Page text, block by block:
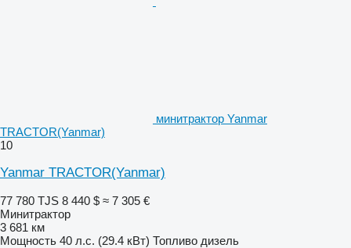
минитрактор Yanmar
TRACTOR(Yanmar)
10
Yanmar TRACTOR(Yanmar)
77 780 TJS 8 440 $ ≈ 7 305 €
Минитрактор
3 681 км
Мощность 40 л.с. (29.4 кВт) Топливо дизель